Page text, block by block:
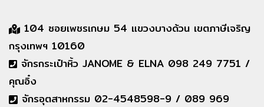
104 ซอยเพชรเกษม 54 แขวงบางด้วน เขตภาษีเจริญ
กรุงเทพฯ 10160
จักรกระเป๋าหิ้ว JANOME & ELNA 098 249 7751 /
คุณอิ๋ง
จักรอุตสาหกรรม 02-4548598-9 / 089 969